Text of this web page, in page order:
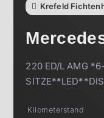
Krefeld
220 ED/L AMG *6-
Kilometerstand